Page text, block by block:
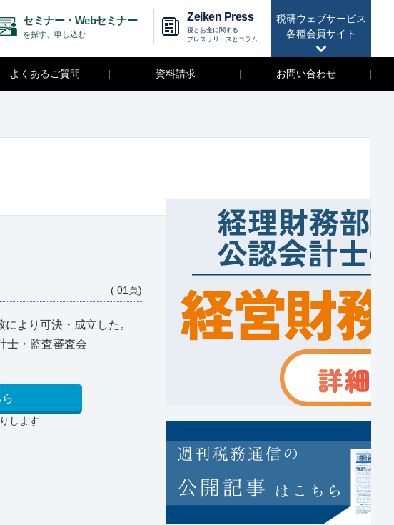
税研ウェブサービス
各種会員サイト
セミナー・Webセミナー
を探す、申し込む
Zeiken Press
税とお金に関する
プレスリリースとコラム
よくあるご質問 資料請求 お問い合わせ
( 01頁)
より可決・成立した。
士・監査審査会
します